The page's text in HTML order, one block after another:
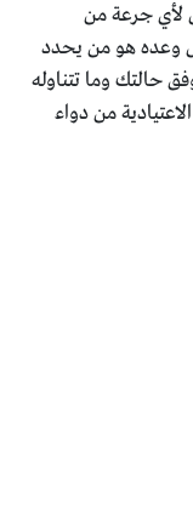
لأي جرعة من
وعده هو من يحدد
حالتك وما تتناوله
من دواء